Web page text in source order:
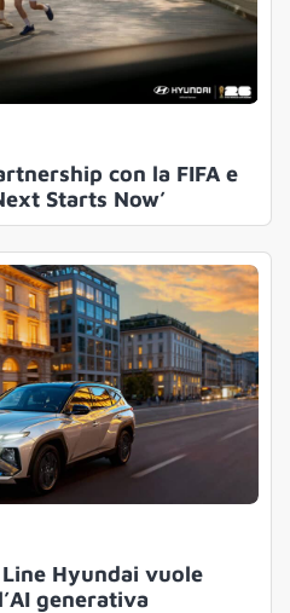
con la FIFA e
Starts Now’
Line Hyundai vuole
generativa